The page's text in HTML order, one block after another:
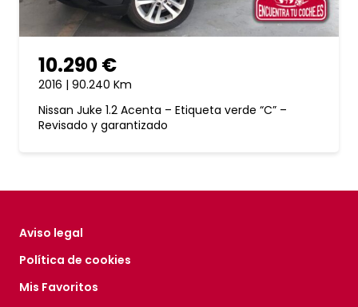
10.290 €
2016 | 90.240 Km
Nissan Juke 1.2 Acenta – Etiqueta verde “C” –
Revisado y garantizado
Aviso legal
Política de cookies
Mis Favoritos